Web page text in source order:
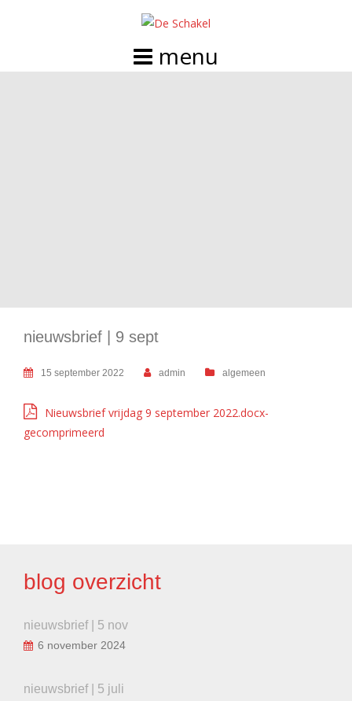
nieuwsbrief | 9 sept
15 september 2022 admin algemeen
Nieuwsbrief vrijdag 9 september 2022.docx-
gecomprimeerd
blog overzicht
nieuwsbrief | 5 nov
6 november 2024
nieuwsbrief | 5 juli